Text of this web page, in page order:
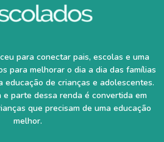
para conectar pais, escolas e uma
para melhorar o dia a dia das famílias
educação de crianças e adolescentes.
e parte dessa renda é convertida em
que precisam de uma educação
melhor.